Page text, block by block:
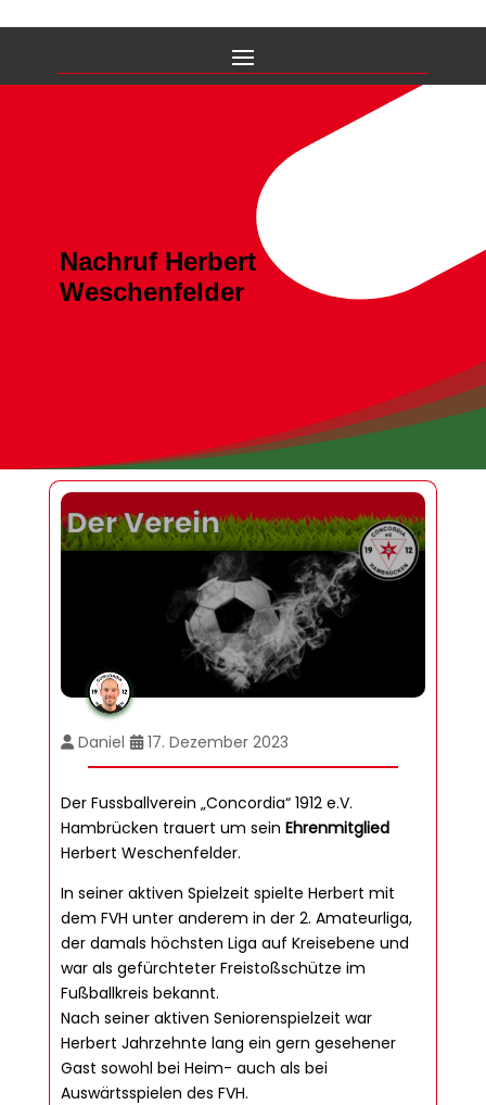
Nachruf Herbert
Weschenfelder
Daniel 17. Dezember 2023
Der Fussballverein „Concordia“ 1912 e.V.
Hambrücken trauert um sein Ehrenmitglied
Herbert Weschenfelder.
In seiner aktiven Spielzeit spielte Herbert mit
dem FVH unter anderem in der 2. Amateurliga,
der damals höchsten Liga auf Kreisebene und
war als gefürchteter Freistoßschütze im
Fußballkreis bekannt.
Nach seiner aktiven Seniorenspielzeit war
Herbert Jahrzehnte lang ein gern gesehener
Gast sowohl bei Heim- auch als bei
Auswärtsspielen des FVH.